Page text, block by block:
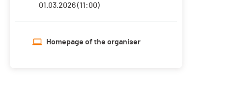
01.03.2026 (11:00)
Homepage of the organiser